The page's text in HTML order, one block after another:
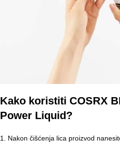
Kako koristiti COSRX
Power Liquid?
1. Nakon čišćenja lica proizvod